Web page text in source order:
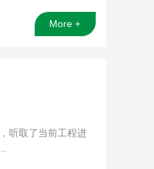
More +
听取了当前工程进